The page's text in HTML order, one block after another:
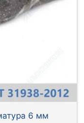
6 мм